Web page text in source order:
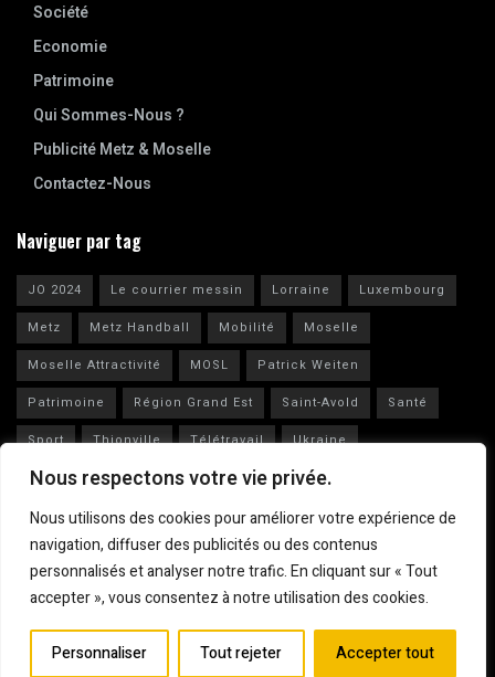
Nous respectons votre vie privée.
Nous utilisons des cookies pour améliorer votre expérience de
navigation, diffuser des publicités ou des contenus
personnalisés et analyser notre trafic. En cliquant sur « Tout
accepter », vous consentez à notre utilisation des cookies.
Personnaliser Tout rejeter Accepter tout
Société
Economie
Patrimoine
Qui Sommes-Nous ?
Publicité Metz & Moselle
Contactez-Nous
Naviguer par tag
JO 2024 Le courrier messin Lorraine
Luxembourg
Metz
Metz Handball Mobilité
Moselle
Moselle Attractivité
MOSL
Patrick Weiten
Patrimoine
Région Grand Est Saint-Avold
Santé
Sport
Thionville Télétravail
Ukraine
Vianney Huguenot
Ville de Metz
Mentions légales
© 2023Le Courrier Messin